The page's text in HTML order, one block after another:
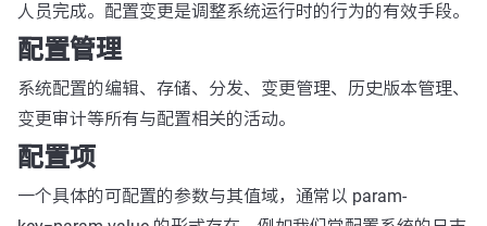
人员完成。配置变更是调整系统运行时的行为的有效手段。
配置管理
系统配置的编辑、存储、分发、变更管理、历史版本管理、
变更审计等所有与配置相关的活动。
配置项
一个具体的可配置的参数与其值域，通常以 param-